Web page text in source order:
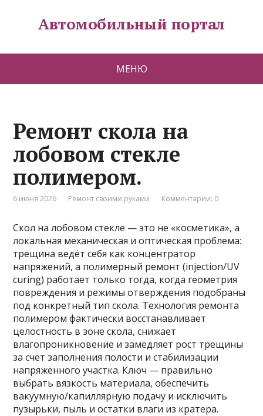
Автомобильный портал
МЕНЮ
Ремонт скола на
лобовом стекле
полимером.
6 июня 2026 Ремонт своими руками Комментарии: 0
Скол на лобовом стекле — это не «косметика», а
локальная механическая и оптическая проблема:
трещина ведёт себя как концентратор
напряжений, а полимерный ремонт (injection/UV
curing) работает только тогда, когда геометрия
повреждения и режимы отверждения подобраны
под конкретный тип скола. Технология ремонта
полимером фактически восстанавливает
целостность в зоне скола, снижает
влагопроникновение и замедляет рост трещины
за счёт заполнения полости и стабилизации
напряжённого участка. Ключ — правильно
выбрать вязкость материала, обеспечить
вакуумную/капиллярную подачу и исключить
пузырьки, пыль и остатки влаги из кратера.